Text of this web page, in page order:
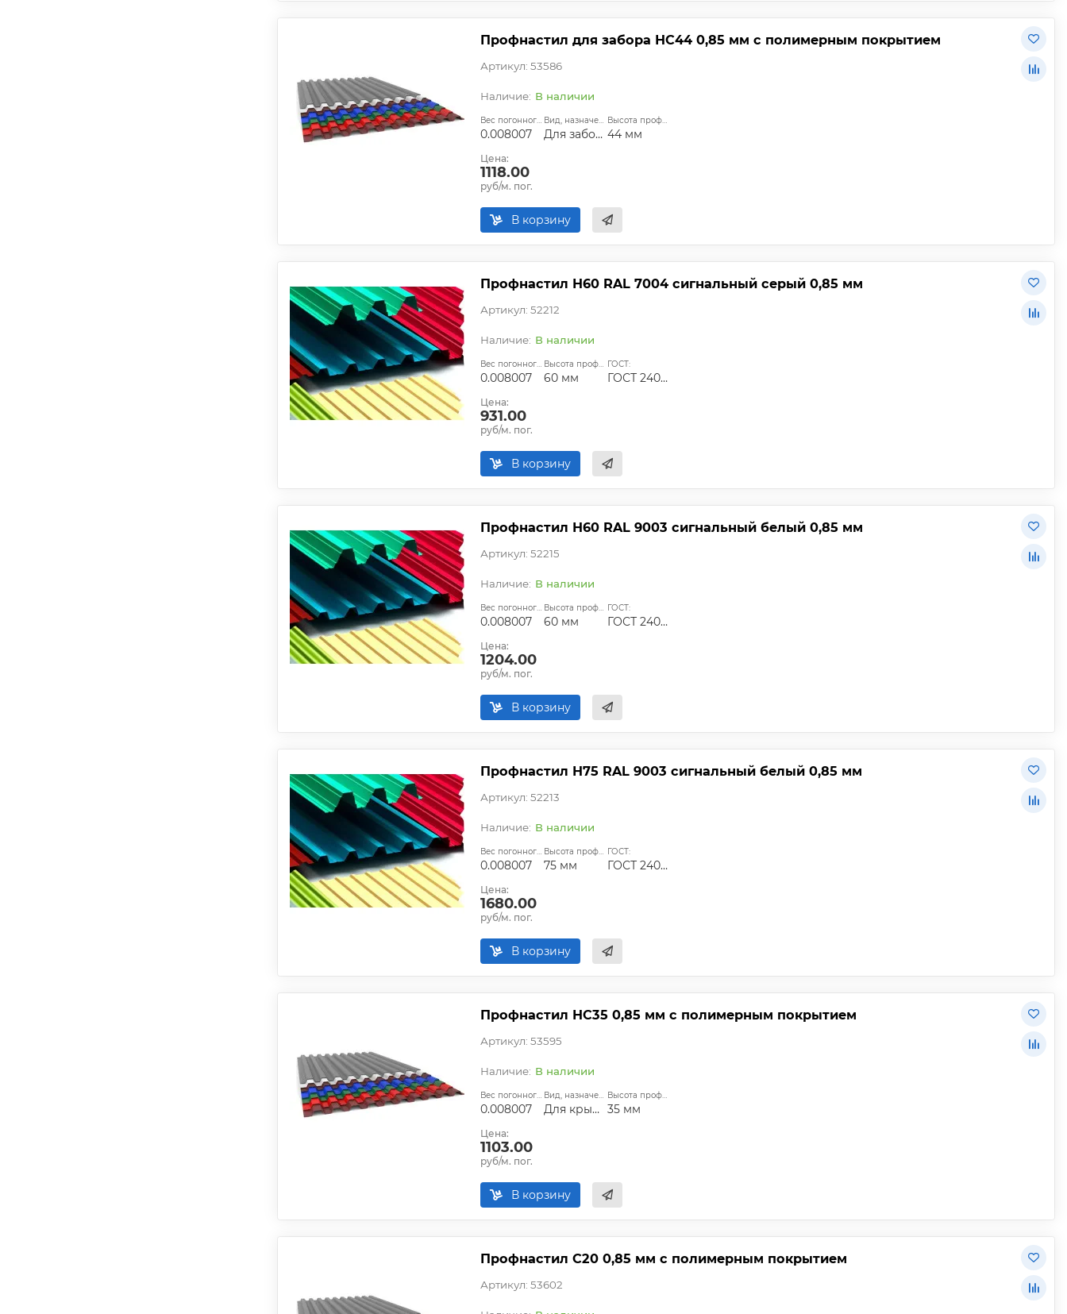
Профнастил для забора НС44 0,85 мм с полимерным покрытием
Артикул: 53586
В наличии
Вес погонного метра, т.:
0.008007
Вид, назначение:
Для забора
Высота профиля:
44 мм
Цена:
1118.00
руб/м. пог.
В корзину
Профнастил Н60 RAL 7004 сигнальный серый 0,85 мм
Артикул: 52212
В наличии
Вес погонного метра, т.:
0.008007
Высота профиля:
60 мм
ГОСТ:
ГОСТ 24045-94
Цена:
931.00
руб/м. пог.
В корзину
Профнастил Н60 RAL 9003 сигнальный белый 0,85 мм
Артикул: 52215
В наличии
Вес погонного метра, т.:
0.008007
Высота профиля:
60 мм
ГОСТ:
ГОСТ 24045-94
Цена:
1204.00
руб/м. пог.
В корзину
Профнастил Н75 RAL 9003 сигнальный белый 0,85 мм
Артикул: 52213
В наличии
Вес погонного метра, т.:
0.008007
Высота профиля:
75 мм
ГОСТ:
ГОСТ 24045-94
Цена:
1680.00
руб/м. пог.
В корзину
Профнастил НС35 0,85 мм с полимерным покрытием
Артикул: 53595
В наличии
Вес погонного метра, т.:
0.008007
Вид, назначение:
Для крыши
Высота профиля:
35 мм
Цена:
1103.00
руб/м. пог.
В корзину
Профнастил С20 0,85 мм с полимерным покрытием
Артикул: 53602